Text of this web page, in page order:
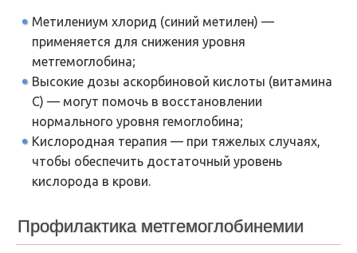
Метилениум хлорид (синий метилен) —
применяется для снижения уровня
метгемоглобина;
Высокие дозы аскорбиновой кислоты (витамина
C) — могут помочь в восстановлении
нормального уровня гемоглобина;
Кислородная терапия — при тяжелых случаях,
чтобы обеспечить достаточный уровень
кислорода в крови.
Профилактика метгемоглобинемии